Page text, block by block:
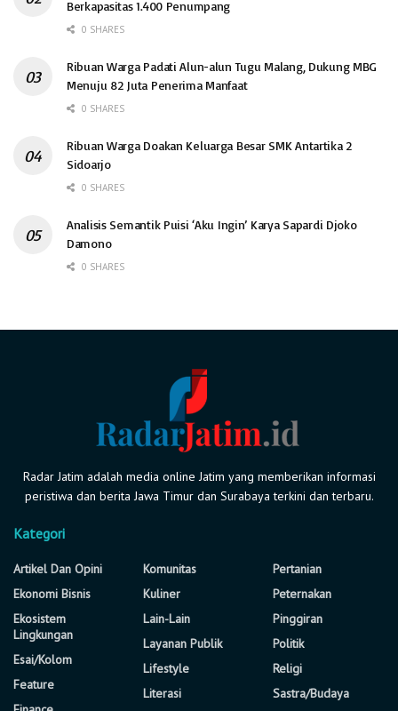
Berkapasitas 1.400 Penumpang
0 SHARES
Ribuan Warga Padati Alun-alun Tugu Malang, Dukung MBG
Menuju 82 Juta Penerima Manfaat
0 SHARES
Ribuan Warga Doakan Keluarga Besar SMK Antartika 2
Sidoarjo
0 SHARES
Analisis Semantik Puisi ‘Aku Ingin’ Karya Sapardi Djoko
Damono
0 SHARES
Radar Jatim adalah media online Jatim yang memberikan informasi
peristiwa dan berita Jawa Timur dan Surabaya terkini dan terbaru.
Kategori
Artikel Dan Opini
Ekonomi Bisnis
Ekosistem
Lingkungan
Esai/Kolom
Feature
Komunitas
Kuliner
Lain-Lain
Layanan Publik
Lifestyle
Literasi
Pertanian
Peternakan
Pinggiran
Politik
Religi
Sastra/Budaya